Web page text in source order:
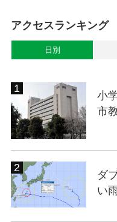
アクセスランキング
日別
小
市
ダ
い